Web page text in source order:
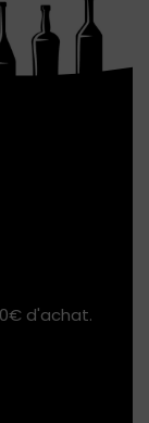
d'achat.